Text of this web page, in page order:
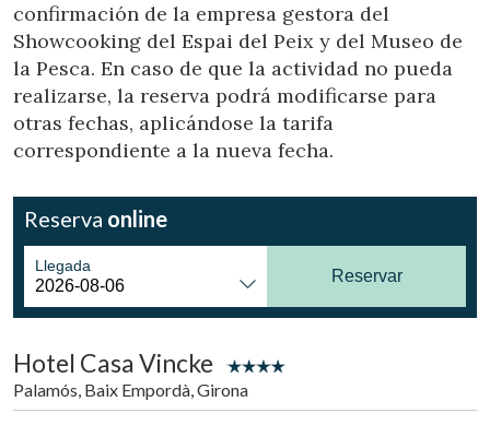
confirmación de la empresa gestora del
Showcooking del Espai del Peix y del Museo de
la Pesca. En caso de que la actividad no pueda
realizarse, la reserva podrá modificarse para
otras fechas, aplicándose la tarifa
correspondiente a la nueva fecha.
Reserva online
Llegada
Reservar
Hotel Casa Vincke
Palamós, Baix Empordà, Girona
Modificar cookies
Técnicas y funcionales
Siempre activas
Este sitio web utiliza Cookies propias para recopilar
información con la finalidad de mejorar nuestros servicios.
Si continua navegando, supone la aceptación de la
de configurar su navegador pudiendo, si así lo desea,
impedir que sean instaladas en su disco duro, aunque
Analíticas y personalización
comportamiento de los usuarios de este sitio web. La
información recogida mediante este tipo de cookies se
utiliza en la medición de la actividad de la web para la